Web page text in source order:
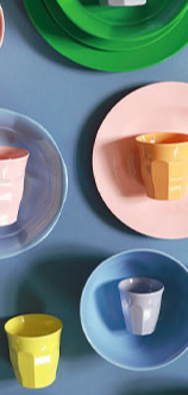
TEMA